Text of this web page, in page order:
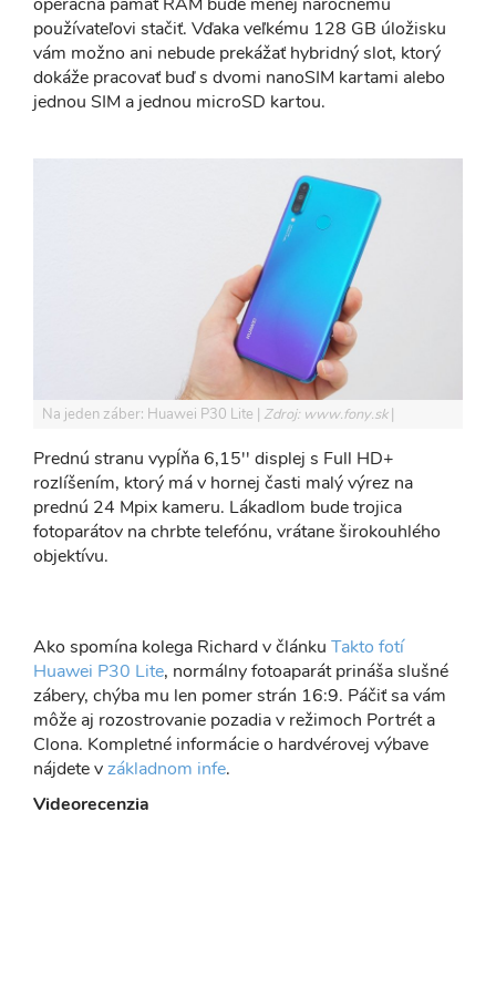
používateľovi stačiť. Vďaka veľkému 128 GB úložisku
vám možno ani nebude prekážať hybridný slot, ktorý
dokáže pracovať buď s dvomi nanoSIM kartami alebo
jednou SIM a jednou microSD kartou.
Na jeden záber: Huawei P30 Lite Zdroj: www.fony.sk
Prednú stranu vypĺňa 6,15'' displej s Full HD+
rozlíšením, ktorý má v hornej časti malý výrez na
prednú 24 Mpix kameru. Lákadlom bude trojica
fotoparátov na chrbte telefónu, vrátane širokouhlého
objektívu.
Ako spomína kolega Richard v článku Takto fotí
Huawei P30 Lite, normálny fotoaparát prináša slušné
zábery, chýba mu len pomer strán 16:9. Páčiť sa vám
môže aj rozostrovanie pozadia v režimoch Portrét a
Clona. Kompletné informácie o hardvérovej výbave
nájdete vzákladnom infe.
Videorecenzia